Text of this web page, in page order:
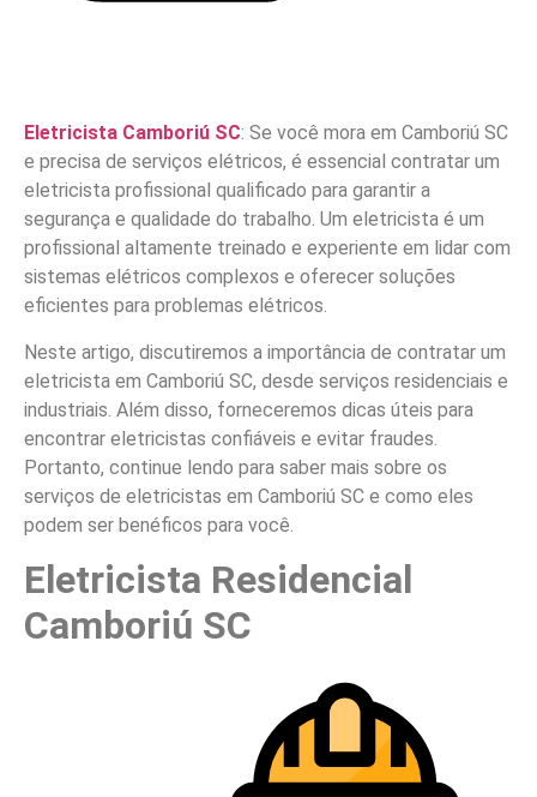
Eletricista Camboriú SC: Se você mora em Camboriú SC
e precisa de serviços elétricos, é essencial contratar um
eletricista profissional qualificado para garantir a
segurança e qualidade do trabalho. Um eletricista é um
profissional altamente treinado e experiente em lidar com
sistemas elétricos complexos e oferecer soluções
eficientes para problemas elétricos.
Neste artigo, discutiremos a importância de contratar um
eletricista em Camboriú SC, desde serviços residenciais e
industriais. Além disso, forneceremos dicas úteis para
encontrar eletricistas confiáveis e evitar fraudes.
Portanto, continue lendo para saber mais sobre os
serviços de eletricistas em Camboriú SC e como eles
podem ser benéficos para você.
Eletricista Residencial
Camboriú SC